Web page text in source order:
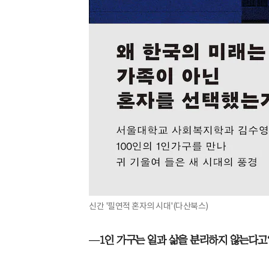
신간 '필연적 혼자의 시대'(다산북스)
—1인 가구는 일과 삶을 분리하지 않는다고